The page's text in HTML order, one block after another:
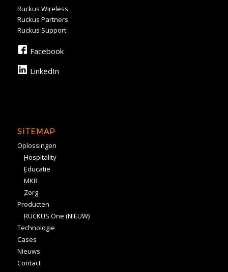
Ruckus Wireless
Ruckus Partners
Ruckus Support
Facebook
LinkedIn
SITEMAP
Oplossingen
Hospitality
Educatie
MKB
Zorg
Producten
RUCKUS One (NIEUW)
Technologie
Cases
Nieuws
Contact